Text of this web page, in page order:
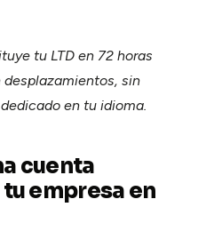
tu LTD en 72 horas
desplazamientos, sin
en tu idioma.
cuenta
empresa en